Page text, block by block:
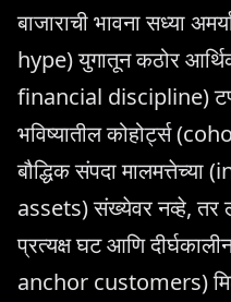
बाजाराची भावना सध्या
hype) युगातून कठोर
financial discipline)
भविष्यातील कोहोर्ट्स
बौद्धिक संपदा
assets) संख्येवर नव्हे, तर
प्रत्यक्ष घट आणि
anchor customers)